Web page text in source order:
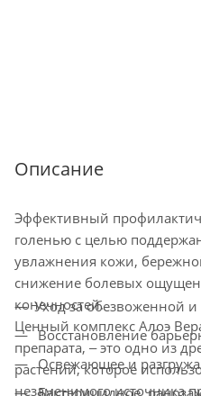
Описание
Эффективный
голенью с целью
увлажнения кожи,
снижение болевых
конечностей.
Ценный комплекс Алоэ
препарата, ‒ это одно из
растений, которое
незаменимого источника
Уход за обезвоженной
Восстановление
Освежающее и